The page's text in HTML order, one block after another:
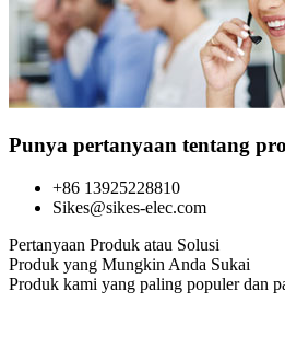
Punya pertanyaan tentang
+86 13925228810
Sikes@sikes-elec.com
Pertanyaan Produk atau Solusi
Produk yang Mungkin Anda Sukai
Produk kami yang paling populer dan